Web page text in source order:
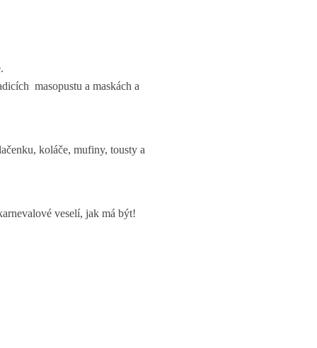
masopustu a maskách a
koláče, mufiny, tousty a
veselí, jak má být!